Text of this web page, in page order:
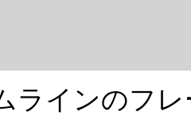
ラインのフ